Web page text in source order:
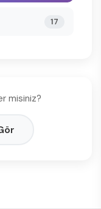
17
misiniz?